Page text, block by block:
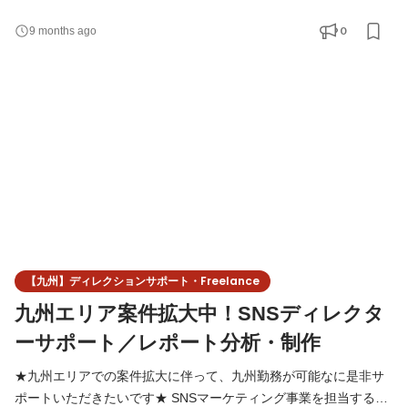
に大きな影響を与える仕事です。 ◆こんな方にお勧め！ ✔ 広告代
理店や制作会社で培った提案力・ディレクション力を、よりダイ
9 months ago 0
【九州】ディレクションサポート・Freelance
九州エリア案件拡大中！SNSディレクタ
ーサポート／レポート分析・制作
★九州エリアでの案件拡大に伴って、九州勤務が可能なに是非サ
ポートいただきたいです★ SNSマーケティング事業を担当するチ